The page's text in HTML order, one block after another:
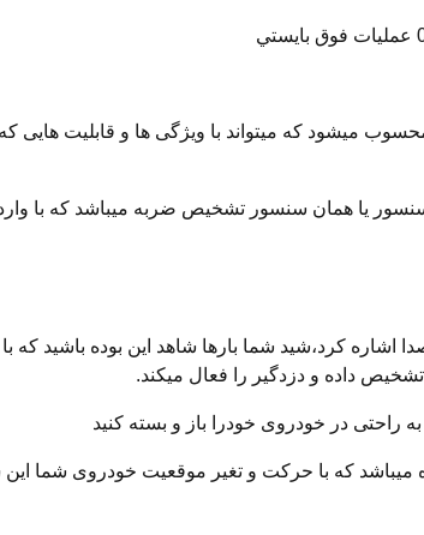
میشود که میتواند با ویژگی ها و قابلیت هایی
سنسور یا همان سنسور تشخیص ضربه میباشد که با
اشاره کرد،شید شما بارها شاهد این بوده باشید
داده و دزدگیر را فعال میکند.
به راحتی در خودروی خودرا باز و بسته کنید
که با حرکت و تغیر موقعیت خودروی شما